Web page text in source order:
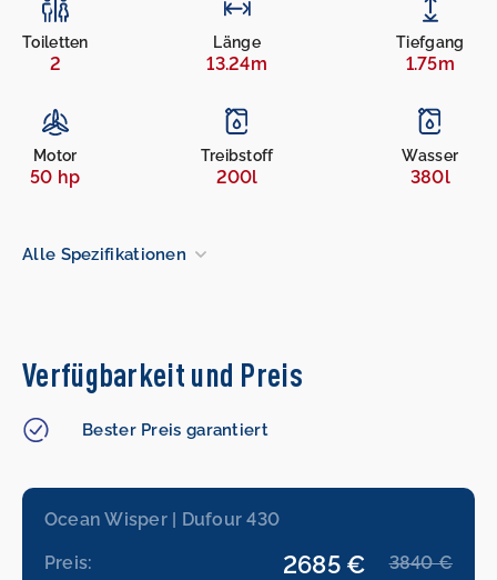
Toiletten
2
Länge
13.24m
Tiefgang
1.75m
Motor
50 hp
Treibstoff
200l
Wasser
380l
Alle Spezifikationen
Verfügbarkeit und Preis
Bester Preis garantiert
Ocean Wisper | Dufour 430
Preis: 2685 € 3840 €